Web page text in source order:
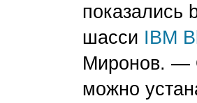
показались
шасси IBM
Миронов. —
можно